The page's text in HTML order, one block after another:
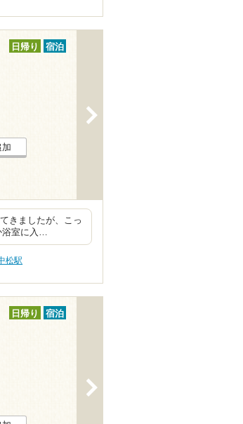
日帰り 宿泊
きましたが、こっ
浴室に入…
松駅
日帰り 宿泊